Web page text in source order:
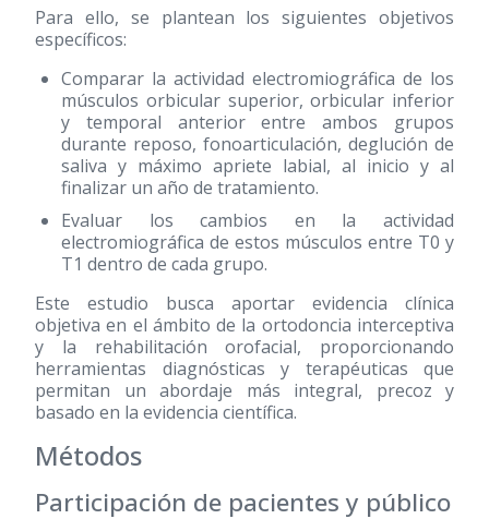
Para ello, se plantean los siguientes objetivos
específicos:
Comparar la actividad electromiográfica de los
músculos orbicular superior, orbicular inferior
y temporal anterior entre ambos grupos
durante reposo, fonoarticulación, deglución de
saliva y máximo apriete labial, al inicio y al
finalizar un año de tratamiento.
Evaluar los cambios en la actividad
electromiográfica de estos músculos entre T0 y
T1 dentro de cada grupo.
Este estudio busca aportar evidencia clínica
objetiva en el ámbito de la ortodoncia interceptiva
y la rehabilitación orofacial, proporcionando
herramientas diagnósticas y terapéuticas que
permitan un abordaje más integral, precoz y
basado en la evidencia científica.
Métodos
Participación de pacientes y público